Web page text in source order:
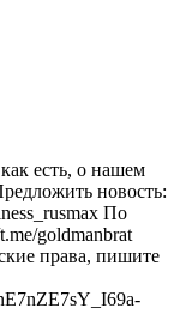
есть, о нашем
новость:
По
goldmanbrat
права, пишите